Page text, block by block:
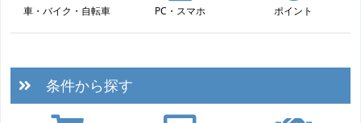
車・バイク・自転車 PC・スマホ ポイント
条件から探す